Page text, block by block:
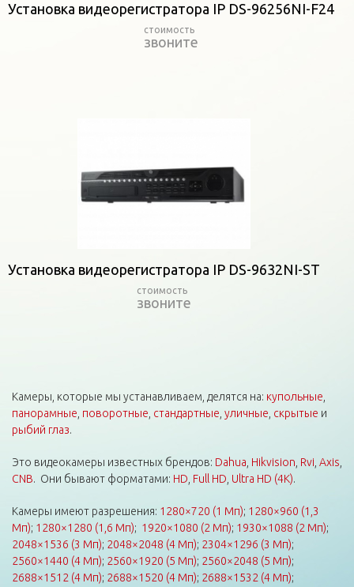
Установка видеорегистратора IP DS-96256NI-F24
звоните
Установка видеорегистратора IP DS-9632NI-ST
звоните
Камеры, которые мы устанавливаем, делятся на: купольные
панорамные поворотные стандартные уличные скрытые и
рыбий глаз.
Это видеокамеры известных брендов: Dahua Hikvision Rvi Axis
CNB. Они бывают форматами: HD Full HD Ultra HD (4K).
Камеры имеют разрешения: 1280×720 (1 Мп); 1280×960 (1,3
Мп); 1280×1280 (1,6 Мп); 1920×1080 (2 Мп); 1930×1088 (2 Мп);
2048×1536 (3 Мп); 2048×2048 (4 Мп); 2304×1296 (3 Мп);
2560×1440 (4 Мп); 2560×1920 (5 Мп); 2560×2048 (5 Мп);
2688×1512 (4 Мп); 2688×1520 (4 Мп); 2688×1532 (4 Мп);